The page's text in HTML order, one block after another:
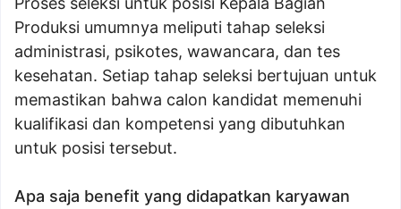
Produksi umumnya meliputi tahap seleksi
administrasi, psikotes, wawancara, dan tes
kesehatan. Setiap tahap seleksi bertujuan untuk
memastikan bahwa calon kandidat memenuhi
kualifikasi dan kompetensi yang dibutuhkan
untuk posisi tersebut.
Apa saja benefit yang didapatkan karyawan